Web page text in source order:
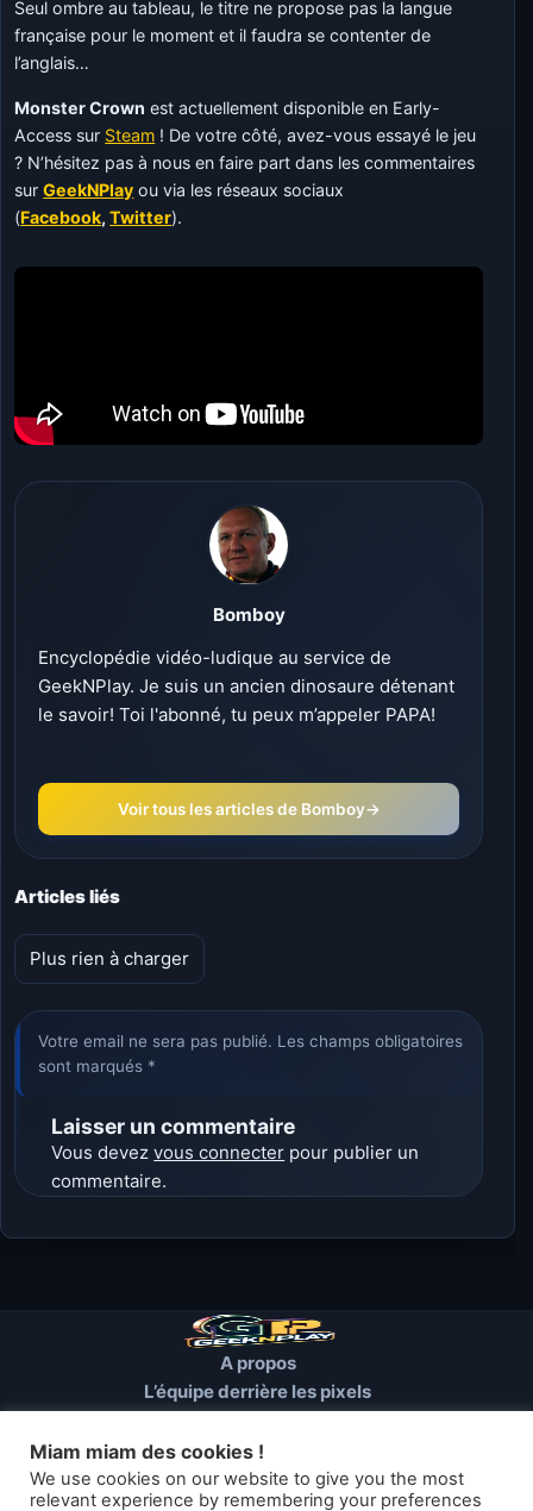
Seul ombre au tableau, le titre ne propose pas la langue
française pour le moment et il faudra se contenter de
l’anglais…
Monster Crown est actuellement disponible en Early-
Access sur Steam ! De votre côté, avez-vous essayé le jeu
? N’hésitez pas à nous en faire part dans les commentaires
surGeekNPlay ou via les réseaux sociaux
(Facebook,Twitter).
Bomboy
Encyclopédie vidéo-ludique au service de
GeekNPlay. Je suis un ancien dinosaure détenant
le savoir! Toi l'abonné, tu peux m’appeler PAPA!
Voir tous les articles de Bomboy→
Articles liés
Plus rien à charger
Votre email ne sera pas publié. Les champs obligatoires
sont marqués *
Laisser un commentaire
Vous devezvous connecter pour publier un
commentaire.
A propos
L’équipe derrière les pixels
Mentions Légales
Cookies et autres traceurs
Miam miam des cookies !
We use cookies on our website to give you the most
relevant experience by remembering your preferences